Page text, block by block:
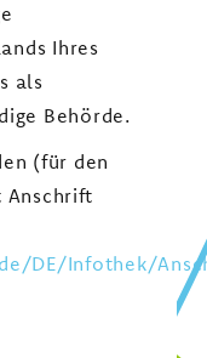
Ihres
als
Behörde.
(für den
DE/Infothek/